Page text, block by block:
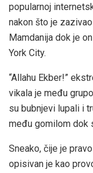
popularnoj
nakon što je
Mamdanija dok je
York City.
“Allahu Ekber!”
vikala je među
su bubnjevi lupali i
među gomilom dok
Sneako, čije je
opisivan je kao